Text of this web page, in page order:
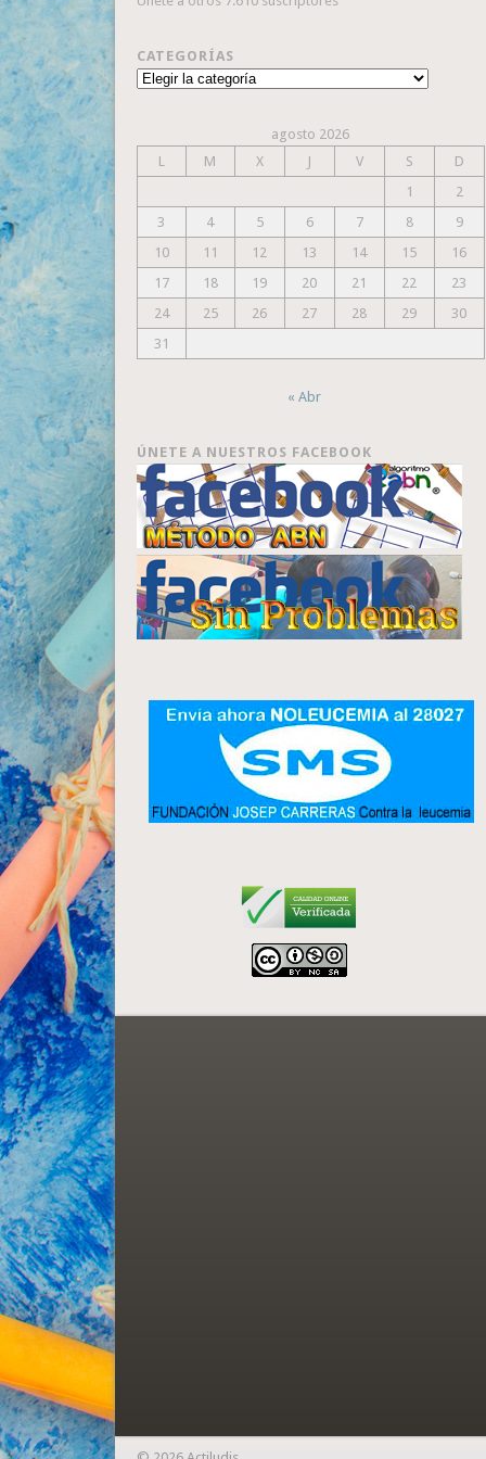
CATEGORÍAS
Categorías
agosto 2026
L
M X J V S
D
1
2
3
4 5 6 7 8
9
10
11 12 13 14 15
16
17
18 19 20 21 22
23
24
25 26 27 28 29
30
31
« Abr
ÚNETE A NUESTROS FACEBOOK